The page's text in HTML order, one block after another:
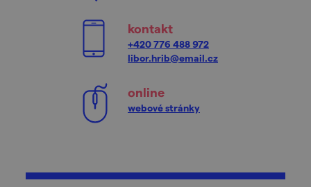
kontakt
+420 776 488 972
libor.hrib@email.cz
online
webové stránky